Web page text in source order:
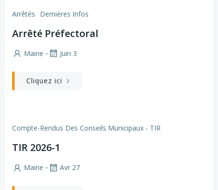
Arrêtés Dernières Infos
Arrêté Préfectoral
Mairie - Juin 3
Cliquez ici
Compte-Rendus Des Conseils Municipaux - TIR
TIR 2026-1
Mairie - Avr 27